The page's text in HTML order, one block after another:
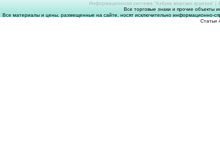
Информационная система “Азбука морских круизов” |
Все торговые знаки и прочие объекты
Все материалы и цены, размещенные на сайте, носят исключительно информационно-
Статьи